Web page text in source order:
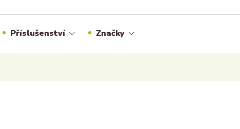
Příslušenství Značky